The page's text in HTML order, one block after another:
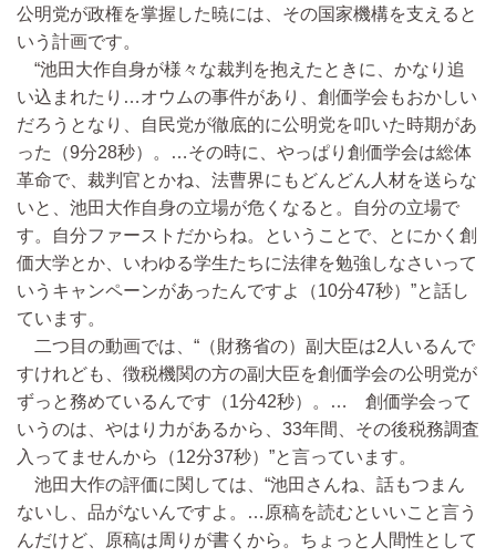
公明党が政権を掌握した暁には、その国家機構を支えると
いう計画です。
“池田大作自身が様々な裁判を抱えたときに、かなり追
い込まれたり…オウムの事件があり、創価学会もおかしい
だろうとなり、自民党が徹底的に公明党を叩いた時期があ
った（9分28秒）。…その時に、やっぱり創価学会は総体
革命で、裁判官とかね、法曹界にもどんどん人材を送らな
いと、池田大作自身の立場が危くなると。自分の立場で
す。自分ファーストだからね。ということで、とにかく創
価大学とか、いわゆる学生たちに法律を勉強しなさいって
いうキャンペーンがあったんですよ（10分47秒）”と話し
ています。
二つ目の動画では、“（財務省の）副大臣は2人いるんで
すけれども、徴税機関の方の副大臣を創価学会の公明党が
ずっと務めているんです（1分42秒）。… 創価学会って
いうのは、やはり力があるから、33年間、その後税務調査
入ってませんから（12分37秒）”と言っています。
池田大作の評価に関しては、“池田さんね、話もつまん
ないし、品がないんですよ。…原稿を読むといいこと言う
んだけど、原稿は周りが書くから。ちょっと人間性として